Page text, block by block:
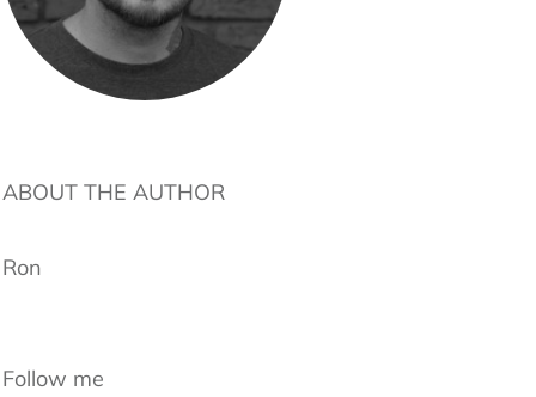
ABOUT THE AUTHOR
Ron
Follow me